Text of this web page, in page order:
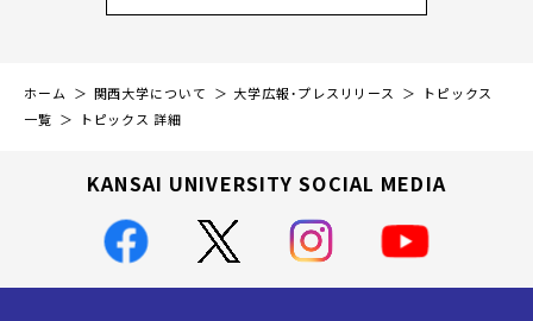
ホーム 関西大学について 大学広報・プレスリリース
トピックス
一覧
トピックス 詳細
KANSAI UNIVERSITY SOCIAL MEDIA